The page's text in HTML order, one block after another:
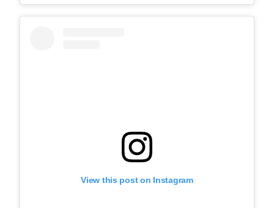
View this post on Instagram